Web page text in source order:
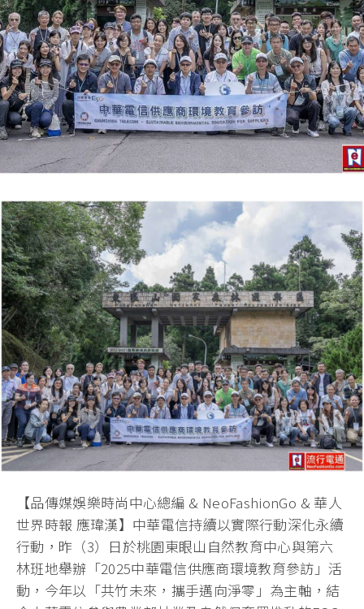
【品傳媒娛樂時尚中心總編 & NeoFashionGo & 華人
世界時報 應瑋漢】中華電信持續以實際行動深化永續
行動，昨（3）日於桃園東眼山自然教育中心與第六
林班地舉辦「2025中華電信供應商環境教育參訪」活
動，今年以「共竹未來，攜手邁向淨零」為主軸，結